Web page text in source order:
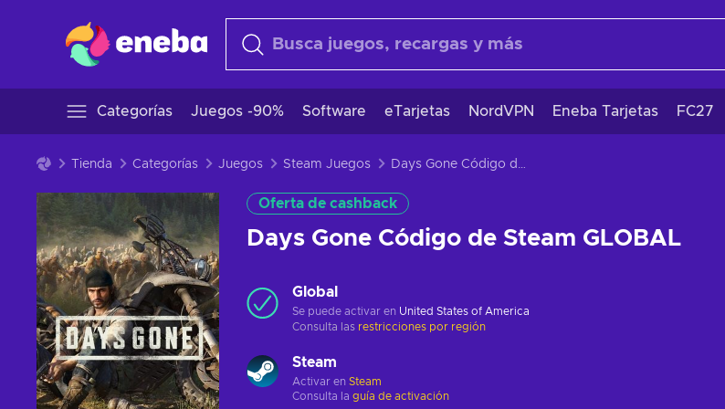
Categorías Juegos -90% Software eTarjetas NordVPN Eneba Tarjetas FC27
Tienda Categorías Juegos Steam Juegos Days Gone Código de Steam GLOBAL
Oferta de cashback
Days Gone Código de Steam GLOBAL
Global
Se puede activar en United States of America
Consulta las restricciones por región
Steam
Activar en Steam
Consulta la guía de activación